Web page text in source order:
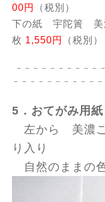
00円
（税別）
下の紙 宇陀簀
枚 1,550円 （税別）
－－－－－－－－－－
－－－－－－－－－－
5．おてがみ用紙
左から 美濃こ
り入り
自然のままの